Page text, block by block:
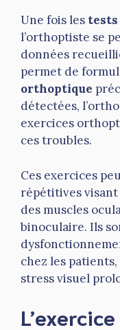
Une fois les tests
l’orthoptiste se
données
permet de
orthoptique
détectées,
exercices
ces troubles.
Ces exercices
répétitives
des muscles
binoculaire. Ils
chez les
stress visuel